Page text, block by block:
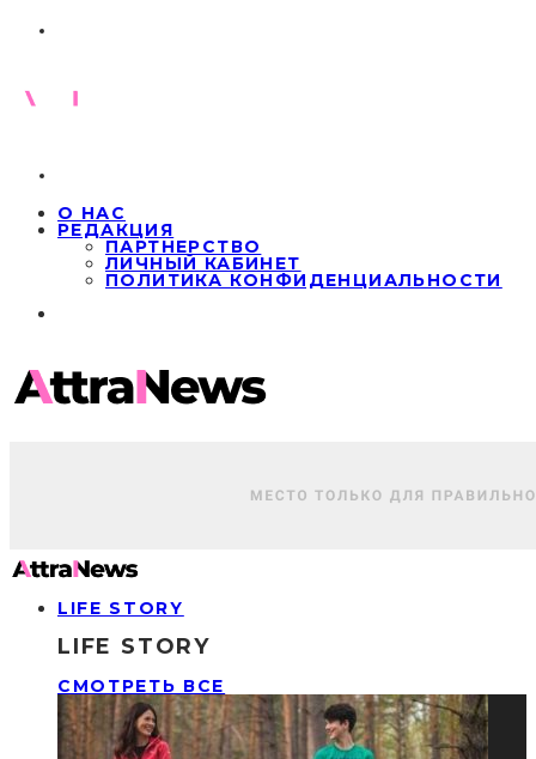
О НАС
РЕДАКЦИЯ
ПАРТНЕРСТВО
ЛИЧНЫЙ КАБИНЕТ
ПОЛИТИКА КОНФИДЕНЦИАЛЬНОСТИ
LIFE STORY
LIFE STORY
СМОТРЕТЬ ВСЕ